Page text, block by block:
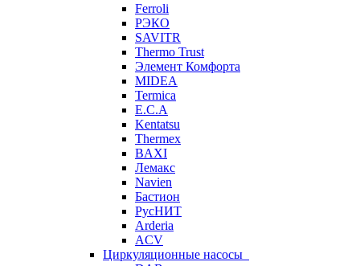
Ferroli
РЭКО
SAVITR
Thermo Trust
Элемент Комфорта
MIDEA
Termica
E.C.A
Kentatsu
Thermex
BAXI
Лемакс
Navien
Бастион
РусНИТ
Arderia
ACV
Циркуляционные насосы